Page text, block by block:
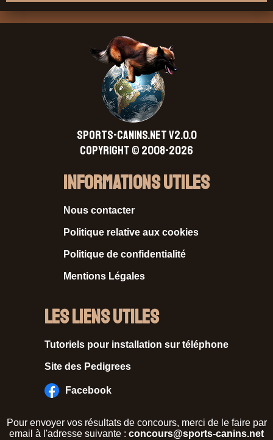
SPORTS-CANINS.NET V2.0.0
Copyright © 2008-2026
Informations Utiles
Nous contacter
Politique relative aux cookies
Politique de confidentialité
Mentions Légales
Les liens utiles
Tutoriels pour installation sur téléphone
Site des Pedigrees
Facebook
Pour envoyer vos résultats de concours, merci de le faire par
email à l'adresse suivante : concours@sports-canins.net